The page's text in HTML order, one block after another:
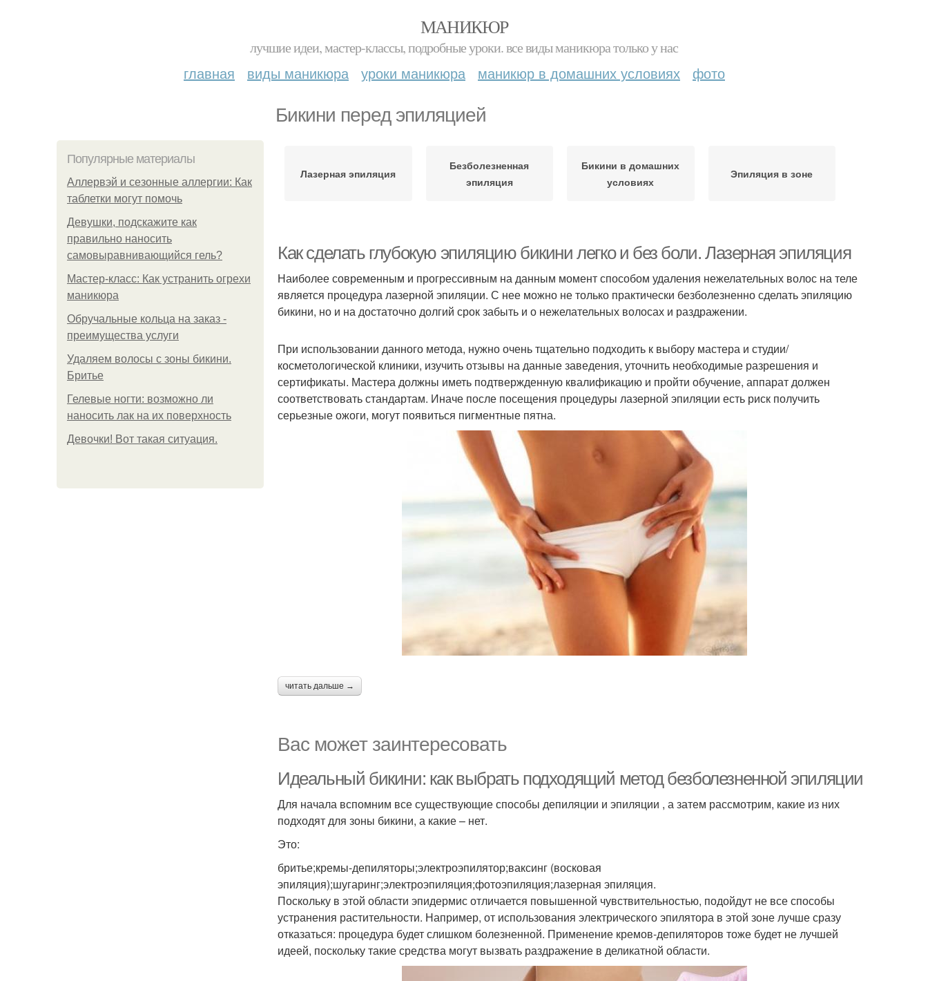
МАНИКЮР
лучшие идеи, мастер-классы, подробные уроки. все виды маникюра только у нас
главная виды маникюра уроки маникюра маникюр в домашних условиях фото
Бикини перед эпиляцией
Популярные материалы
Аллервэй и сезонные аллергии: Как
таблетки могут помочь
Девушки, подскажите как
правильно наносить
самовыравнивающийся гель?
Мастер-класс: Как устранить огрехи
маникюра
Обручальные кольца на заказ -
преимущества услуги
Удаляем волосы с зоны бикини.
Бритье
Гелевые ногти: возможно ли
наносить лак на их поверхность
Девочки! Вот такая ситуация.
Лазерная эпиляция
Безболезненная
эпиляция
Бикини в домашних
условиях
Эпиляция в зоне
Как сделать глубокую эпиляцию бикини легко и без боли. Лазерная эпиляция
Наиболее современным и прогрессивным на данным момент способом удаления нежелательных волос на теле
является процедура лазерной эпиляции. С нее можно не только практически безболезненно сделать эпиляцию
бикини, но и на достаточно долгий срок забыть и о нежелательных волосах и раздражении.
При использовании данного метода, нужно очень тщательно подходить к выбору мастера и студии/
косметологической клиники, изучить отзывы на данные заведения, уточнить необходимые разрешения и
сертификаты. Мастера должны иметь подтвержденную квалификацию и пройти обучение, аппарат должен
соответствовать стандартам. Иначе после посещения процедуры лазерной эпиляции есть риск получить
серьезные ожоги, могут появиться пигментные пятна.
читать дальше →
Вас может заинтересовать
Идеальный бикини: как выбрать подходящий метод безболезненной эпиляции
Для начала вспомним все существующие способы депиляции и эпиляции , а затем рассмотрим, какие из них
подходят для зоны бикини, а какие – нет.
Это:
бритье;кремы-депиляторы;электроэпилятор;ваксинг (восковая
эпиляция);шугаринг;электроэпиляция;фотоэпиляция;лазерная эпиляция.
Поскольку в этой области эпидермис отличается повышенной чувствительностью, подойдут не все способы
устранения растительности. Например, от использования электрического эпилятора в этой зоне лучше сразу
отказаться: процедура будет слишком болезненной. Применение кремов-депиляторов тоже будет не лучшей
идеей, поскольку такие средства могут вызвать раздражение в деликатной области.